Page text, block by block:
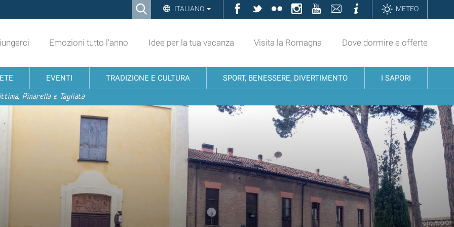
Ricerca ITALIANO Facebook
TwitterFlickrInstagramYouTubeContattiInformazioniMETEO
Emozioni tutto l'anno Idee per la tua vacanza Visita la Romagna Dove dormire e offerte
EVENTI TRADIZIONE E CULTURA SPORT, BENESSERE, DIVERTIMENTO I SAPORI
Pinarella e Tagliata